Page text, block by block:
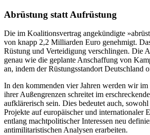
Abrüstung statt Aufrüstung
Die im Koalitionsvertrag angekündigte
von knapp 2,2 Milliarden Euro genehmigt.
Rüstung und Verteidigung verschlingen. Die
genau wie die geplante Anschaffung von
an, indem der Rüstungsstandort Deutschland
In den kommenden vier Jahren werden wir
ihrer Außengrenzen schreitet im
aufklärerisch sein. Dies bedeutet auch,
Projekte auf europäischer und internationaler
entlang machtpolitischer Interessen neu
antimilitaristischen Analysen erarbeiten.